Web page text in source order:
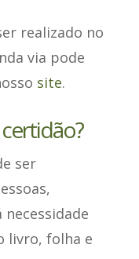
realizado no
via pode
site.
ser
livro, folha e